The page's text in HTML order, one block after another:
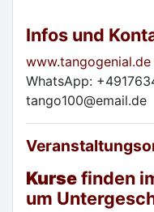
Infos und
www.tangogenial.de
WhatsApp:
tango100@email.de
Kursefinden
um